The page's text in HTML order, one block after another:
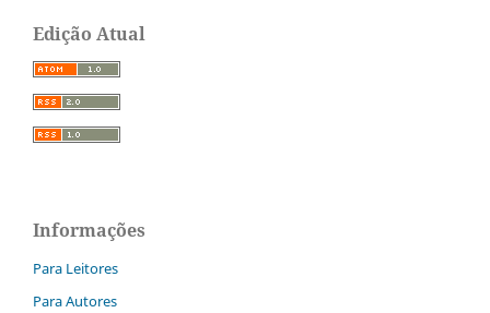
Edição Atual
Informações
Para Leitores
Para Autores